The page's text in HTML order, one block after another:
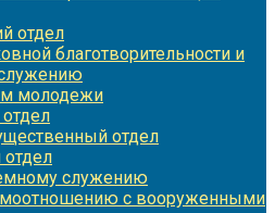
отдел
благотворительности и
молодежи
отдел
служению
с вооруженными